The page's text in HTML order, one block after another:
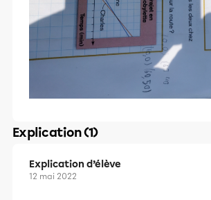
Explication (1)
Explication d’élève
12 mai 2022